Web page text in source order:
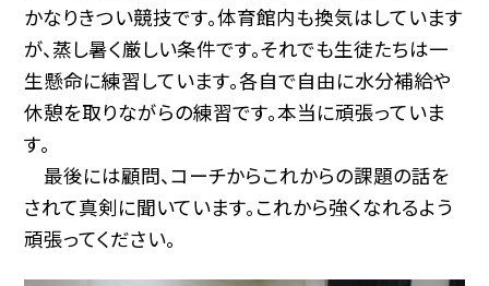
かなりきつい競技です。体育館内も換気はしています
が、蒸し暑く厳しい条件です。それでも生徒たちは一
生懸命に練習しています。各自で自由に水分補給や
休憩を取りながらの練習です。本当に頑張っていま
す。
最後には顧問、コーチからこれからの課題の話を
されて真剣に聞いています。これから強くなれるよう
頑張ってください。